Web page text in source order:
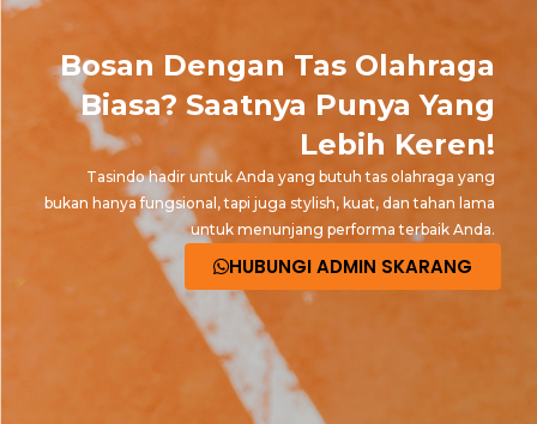
Bosan Dengan Tas Olahraga
Biasa? Saatnya Punya Yang
Lebih Keren!
Tasindo hadir untuk Anda yang butuh tas olahraga yang
bukan hanya fungsional, tapi juga stylish, kuat, dan tahan lama
untuk menunjang performa terbaik Anda.
HUBUNGI ADMIN SKARANG